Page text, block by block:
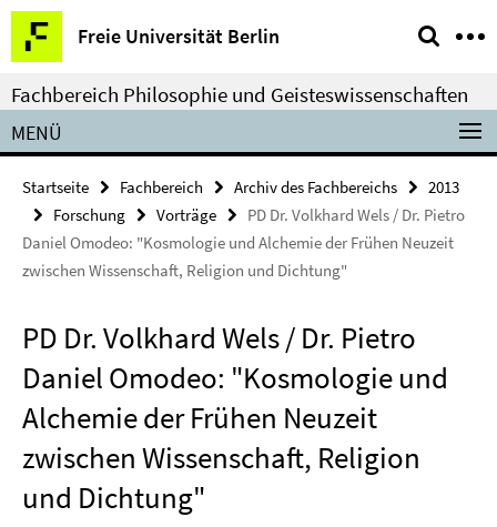
Springe
direkt
zu
Inhalt
Freie Universität Berlin
Service-
Navigation
Fachbereich Philosophie und Geisteswissenschaften
MENÜ
Startseite Fachbereich Archiv des Fachbereichs
2013
Forschung
Vorträge
PD Dr. Volkhard Wels / Dr. Pietro
Daniel Omodeo: "Kosmologie und Alchemie der Frühen Neuzeit
zwischen Wissenschaft, Religion und Dichtung"
PD Dr. Volkhard Wels / Dr. Pietro
Daniel Omodeo: "Kosmologie und
Alchemie der Frühen Neuzeit
zwischen Wissenschaft, Religion
und Dichtung"